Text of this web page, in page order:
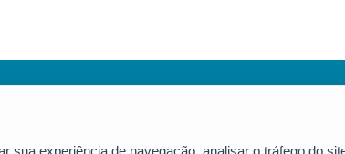
sua experiência de navegação, analisar o tráfego do